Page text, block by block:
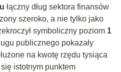
łączny dług sektora finansów
szeroko, a nie tylko jako
symboliczny poziom 1
publicznego pokazały
na kwotę rzędu tysiąca
się istotnym punktem